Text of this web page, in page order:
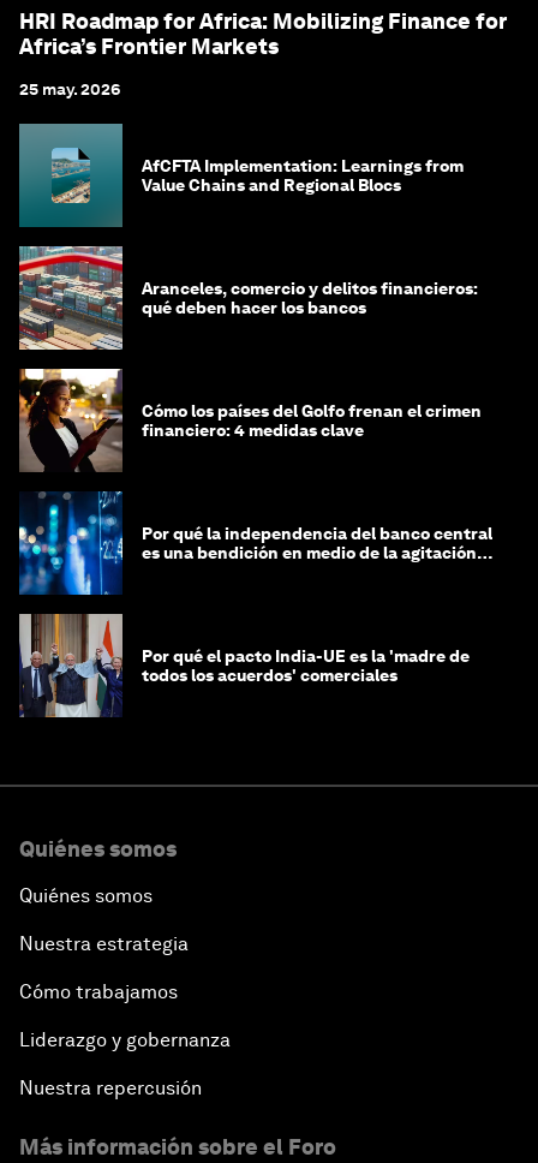
HRI Roadmap for Africa: Mobilizing Finance for
Africa’s Frontier Markets
25 may. 2026
AfCFTA Implementation: Learnings from
Value Chains and Regional Blocs
Aranceles, comercio y delitos financieros:
qué deben hacer los bancos
Cómo los países del Golfo frenan el crimen
financiero: 4 medidas clave
Por qué la independencia del banco central
es una bendición en medio de la agitación
Por qué el pacto India-UE es la 'madre de
todos los acuerdos' comerciales
Quiénes somos
Quiénes somos
Nuestra estrategia
Cómo trabajamos
Liderazgo y gobernanza
Nuestra repercusión
Más información sobre el Foro